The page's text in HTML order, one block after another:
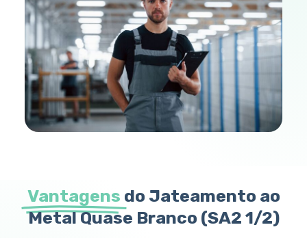
Vantagens do Jateamento ao
Metal Quase Branco (SA2 1/2)